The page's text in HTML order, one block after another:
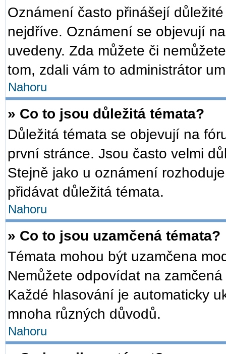
Oznámení často přinášejí
nejdříve. Oznámení se objevují
uvedeny. Zda můžete či
tom, zdali vám to administrátor
Nahoru
» Co to jsou důležitá témata?
Důležitá témata se objevují na
první stránce. Jsou často velmi
Stejně jako u oznámení
přidávat důležitá témata.
Nahoru
» Co to jsou uzamčená témata?
Témata mohou být uzamčena
Nemůžete odpovídat na
Každé hlasování je automaticky
mnoha různých důvodů.
Nahoru